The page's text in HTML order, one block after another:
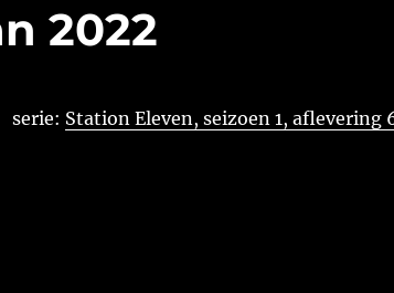
2022
serie: Station Eleven, seizoen 1,